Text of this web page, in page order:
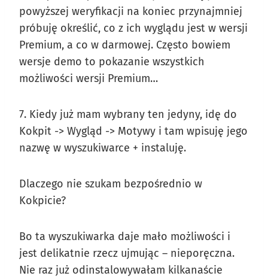
powyższej weryfikacji na koniec przynajmniej
próbuję określić, co z ich wyglądu jest w wersji
Premium, a co w darmowej. Często bowiem
wersje demo to pokazanie wszystkich
możliwości wersji Premium…
7. Kiedy już mam wybrany ten jedyny, idę do
Kokpit -> Wygląd -> Motywy i tam wpisuję jego
nazwę w wyszukiwarce + instaluję.
Dlaczego nie szukam bezpośrednio w
Kokpicie?
Bo ta wyszukiwarka daje mało możliwości i
jest delikatnie rzecz ujmując – nieporęczna.
Nie raz już odinstalowywałam kilkanaście